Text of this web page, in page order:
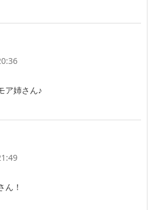
ア姉さん♪
ん！